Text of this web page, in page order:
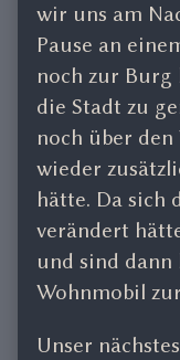
wir uns am
Pause an
noch zur
die Stadt zu
noch über den
wieder
hätte. Da sich
verändert
und sind dann
Wohnmobil
Unser